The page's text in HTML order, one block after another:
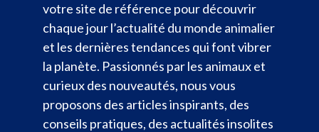
votre site de référence pour découvrir
chaque jour l’actualité du monde animalier
et les dernières tendances qui font vibrer
la planète. Passionnés par les animaux et
curieux des nouveautés, nous vous
proposons des articles inspirants, des
conseils pratiques, des actualités insolites